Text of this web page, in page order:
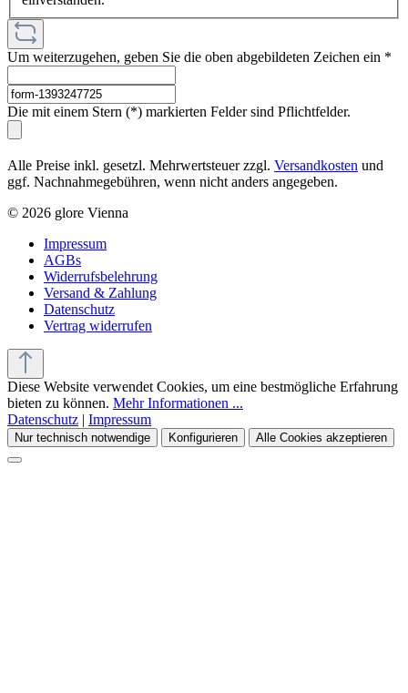
Um weiterzugehen, geben Sie die oben abgebildeten Zeichen ein *
Die mit einem Stern (*) markierten Felder sind Pflichtfelder.
Alle Preise inkl. gesetzl. Mehrwertsteuer zzgl. Versandkosten und
ggf. Nachnahmegebühren, wenn nicht anders angegeben.
© 2026 glore Vienna
Impressum
AGBs
Widerrufsbelehrung
Versand & Zahlung
Datenschutz
Vertrag widerrufen
Diese Website verwendet Cookies, um eine bestmögliche Erfahrung
bieten zu können. Mehr Informationen ...
Datenschutz | Impressum
Nur technisch notwendige Konfigurieren Alle Cookies akzeptieren